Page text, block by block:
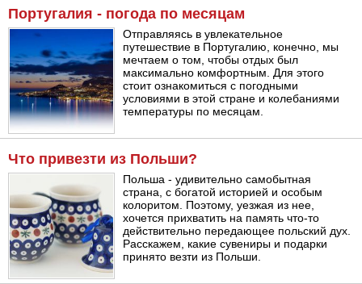
Португалия - погода по месяцам
Отправляясь в увлекательное
путешествие в Португалию, конечно, мы
мечтаем о том, чтобы отдых был
максимально комфортным. Для этого
стоит ознакомиться с погодными
условиями в этой стране и колебаниями
температуры по месяцам.
Что привезти из Польши?
Польша - удивительно самобытная
страна, с богатой историей и особым
колоритом. Поэтому, уезжая из нее,
хочется прихватить на память что-то
действительно передающее польский дух.
Расскажем, какие сувениры и подарки
принято везти из Польши.